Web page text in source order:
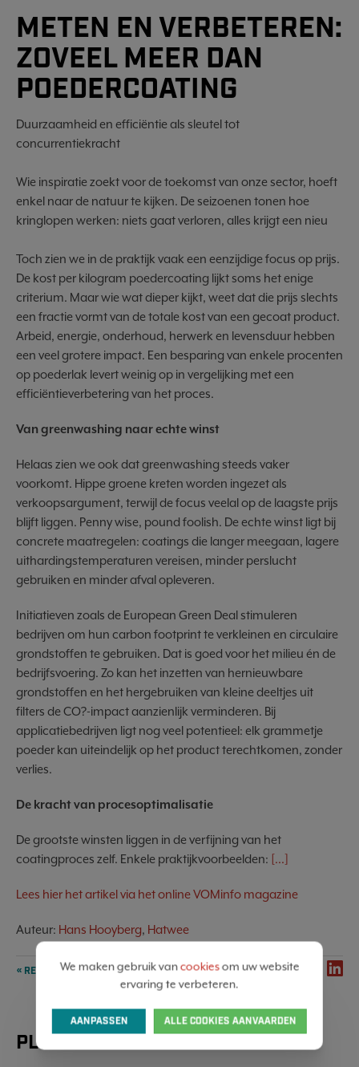
METEN EN VERBETEREN:
ZOVEEL MEER DAN
POEDERCOATING
Duurzaamheid en efficiëntie als sleutel tot
concurrentiekracht
Wie inspiratie zoekt voor de toekomst van onze sector, hoeft
enkel naar de natuur te kijken. De seizoenen tonen hoe
kringlopen werken: niets gaat verloren, alles krijgt een nieu
Toch zien we in de praktijk vaak een eenzijdige focus op prijs.
De kost per kilogram poedercoating lijkt soms het enige
criterium. Maar wie wat dieper kijkt, weet dat die prijs slechts
een fractie vormt van de totale kost van een gecoat product.
Arbeid, energie, onderhoud, herwerk en levensduur hebben
een veel grotere impact. Een besparing van enkele procenten
op poederlak levert weinig op in vergelijking met een
efficiëntieverbetering van het proces.
Van greenwashing naar echte winst
Helaas zien we ook dat greenwashing steeds vaker
voorkomt. Hippe groene kreten worden ingezet als
verkoopsargument, terwijl de focus veelal op de laagste prijs
blijft liggen. Penny wise, pound foolish. De echte winst ligt bij
concrete maatregelen: coatings die langer meegaan, lagere
uithardingstemperaturen vereisen, minder perslucht
gebruiken en minder afval opleveren.
Initiatieven zoals de European Green Deal stimuleren
bedrijven om hun carbon footprint te verkleinen en circulaire
grondstoffen te gebruiken. Dat is goed voor het milieu én de
bedrijfsvoering. Zo kan het inzetten van hernieuwbare
grondstoffen en het hergebruiken van kleine deeltjes uit
filters de CO?-impact aanzienlijk verminderen. Bij
applicatiebedrijven ligt nog veel potentieel: elk grammetje
poeder kan uiteindelijk op het product terechtkomen, zonder
verlies.
De kracht van procesoptimalisatie
De grootste winsten liggen in de verfijning van het
coatingproces zelf. Enkele praktijkvoorbeelden: [...]
Lees hier het artikel via het online VOMinfo magazine
Auteur: Hans Hooyberg, Hatwee
« RETOUR À LA LISTE SHARE
PLUS DE NOUVELLES
We maken gebruik vancookiesom uw website
ervaring te verbeteren.
AANPASSEN ALLE COOKIES AANVAARDEN